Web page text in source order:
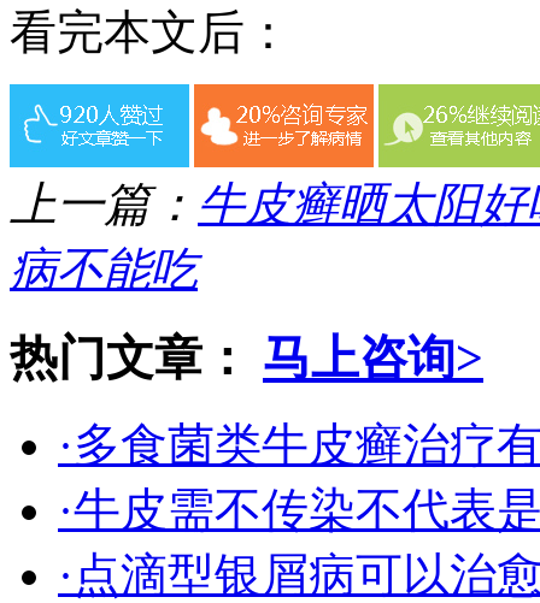
看完本文后：
上一篇： 牛皮癣晒太阳
病不能吃
热门文章： 马上咨询>
·多食菌类牛皮癣治疗
·牛皮需不传染不代表
·点滴型银屑病可以治